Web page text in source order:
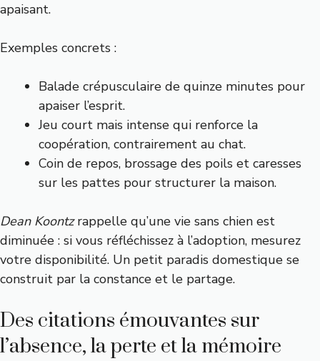
apaisant.
Exemples concrets :
Balade crépusculaire de quinze minutes pour
apaiser l’esprit.
Jeu court mais intense qui renforce la
coopération, contrairement au chat.
Coin de repos, brossage des poils et caresses
sur les pattes pour structurer la maison.
Dean Koontzrappelle qu’une vie sans chien est
diminuée : si vous réfléchissez à l’adoption, mesurez
votre disponibilité. Un petit paradis domestique se
construit par la constance et le partage.
Des citations émouvantes sur
l’absence, la perte et la mémoire